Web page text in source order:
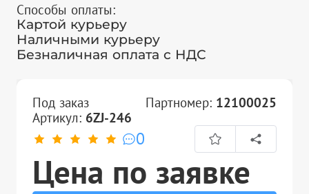
Способы оплаты:
Картой курьеру
Наличными курьеру
Безналичная оплата с НДС
Под заказ Партномер: 12100025
Артикул: 6ZJ-246
0
Цена по заявке